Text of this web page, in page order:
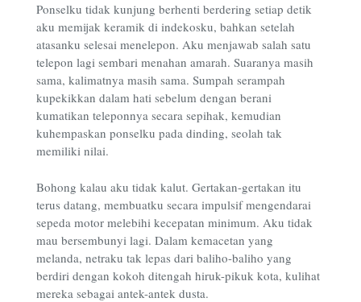
Ponselku tidak kunjung berhenti berdering setiap detik
aku memijak keramik di indekosku, bahkan setelah
atasanku selesai menelepon. Aku menjawab salah satu
telepon lagi sembari menahan amarah. Suaranya masih
sama, kalimatnya masih sama. Sumpah serampah
kupekikkan dalam hati sebelum dengan berani
kumatikan teleponnya secara sepihak, kemudian
kuhempaskan ponselku pada dinding, seolah tak
memiliki nilai.
Bohong kalau aku tidak kalut. Gertakan-gertakan itu
terus datang, membuatku secara impulsif mengendarai
sepeda motor melebihi kecepatan minimum. Aku tidak
mau bersembunyi lagi. Dalam kemacetan yang
melanda, netraku tak lepas dari baliho-baliho yang
berdiri dengan kokoh ditengah hiruk-pikuk kota, kulihat
mereka sebagai antek-antek dusta.